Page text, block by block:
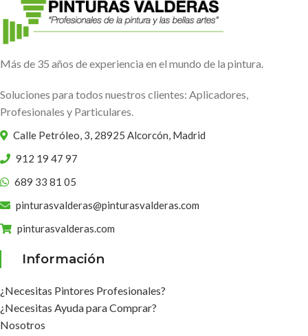
Más de 35 años de experiencia en el mundo de la pintura.
Soluciones para todos nuestros clientes: Aplicadores,
Profesionales y Particulares.
Calle Petróleo, 3, 28925 Alcorcón, Madrid
912 19 47 97
689 33 81 05
pinturasvalderas@pinturasvalderas.com
pinturasvalderas.com
Información
¿Necesitas Pintores Profesionales?
¿Necesitas Ayuda para Comprar?
Nosotros